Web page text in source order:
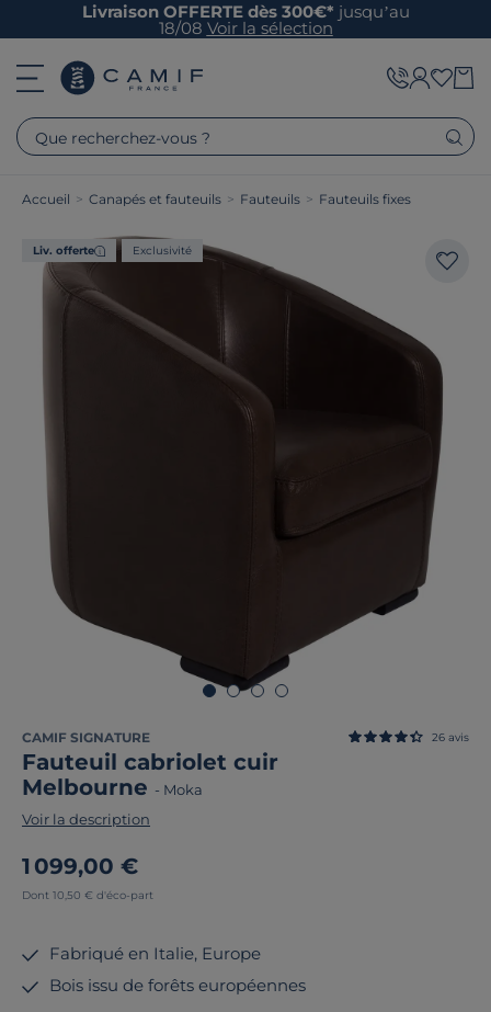
Livraison OFFERTE dès 300€* jusqu’au
18/08 Voir la sélection
Que recherchez-vous ?
Accueil > Canapés et fauteuils > Fauteuils > Fauteuils fixes
Liv. offerte Exclusivité
CAMIF SIGNATURE
Fauteuil cabriolet cuir
Melbourne - Moka
26 avis
Voir la description
1 099,00 €
Dont 10,50 € d'éco-part
Fabriqué en Italie, Europe
Bois issu de forêts européennes